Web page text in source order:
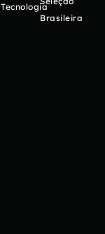
Tecnologia
Brasileira